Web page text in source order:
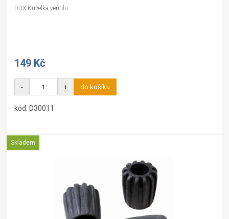
DUX Kuželka ventilu.
149 Kč
- + do košíku
kód: D30011
Skladem